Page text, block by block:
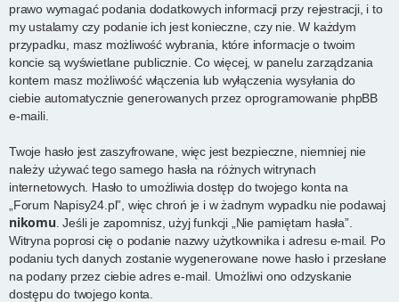
prawo wymagać podania dodatkowych informacji przy rejestracji, i to
my ustalamy czy podanie ich jest konieczne, czy nie. W każdym
przypadku, masz możliwość wybrania, które informacje o twoim
koncie są wyświetlane publicznie. Co więcej, w panelu zarządzania
kontem masz możliwość włączenia lub wyłączenia wysyłania do
ciebie automatycznie generowanych przez oprogramowanie phpBB
e-maili.
Twoje hasło jest zaszyfrowane, więc jest bezpieczne, niemniej nie
należy używać tego samego hasła na różnych witrynach
internetowych. Hasło to umożliwia dostęp do twojego konta na
„Forum Napisy24.pl”, więc chroń je i w żadnym wypadku nie podawaj
nikomu . Jeśli je zapomnisz, użyj funkcji „Nie pamiętam hasła”.
Witryna poprosi cię o podanie nazwy użytkownika i adresu e-mail. Po
podaniu tych danych zostanie wygenerowane nowe hasło i przesłane
na podany przez ciebie adres e-mail. Umożliwi ono odzyskanie
dostępu do twojego konta.